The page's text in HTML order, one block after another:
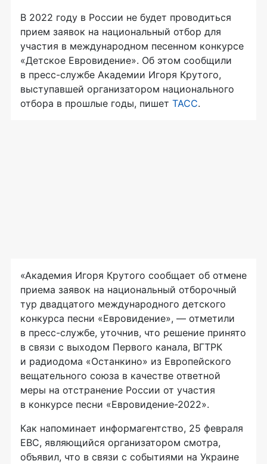
В 2022 году в России не будет проводиться
прием заявок на национальный отбор для
участия в международном песенном конкурсе
«Детское Евровидение». Об этом сообщили
в пресс-службе Академии Игоря Крутого,
выступавшей организатором национального
отбора в прошлые годы, пишет ТАСС.
«Академия Игоря Крутого сообщает об отмене
приема заявок на национальный отборочный
тур двадцатого международного детского
конкурса песни «Евровидение», — отметили
в пресс-службе, уточнив, что решение принято
в связи с выходом Первого канала, ВГТРК
и радиодома «Останкино» из Европейского
вещательного союза в качестве ответной
меры на отстранение России от участия
в конкурсе песни «Евровидение-2022».
Как напоминает информагентство, 25 февраля
ЕВС, являющийся организатором смотра,
объявил, что в связи с событиями на Украине